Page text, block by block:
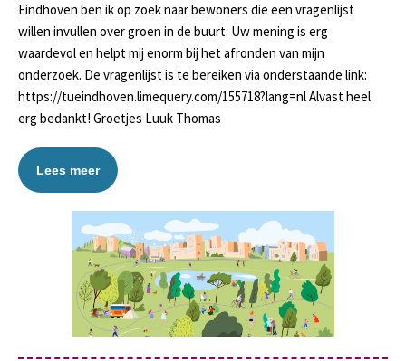
Eindhoven ben ik op zoek naar bewoners die een vragenlijst
willen invullen over groen in de buurt. Uw mening is erg
waardevol en helpt mij enorm bij het afronden van mijn
onderzoek. De vragenlijst is te bereiken via onderstaande link:
https://tueindhoven.limequery.com/155718?lang=nl Alvast heel
erg bedankt! Groetjes Luuk Thomas
Lees meer